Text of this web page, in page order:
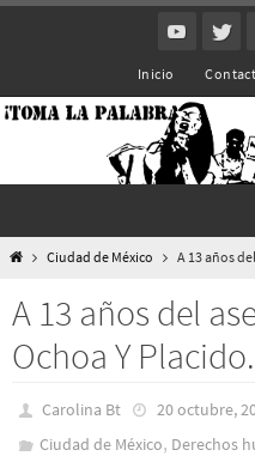
Inicio
InicioCiudad de México A 13 años
A 13 años del
Ochoa Y Placido.
Carolina Bt
20 octubre,
Ciudad de México, Derechos